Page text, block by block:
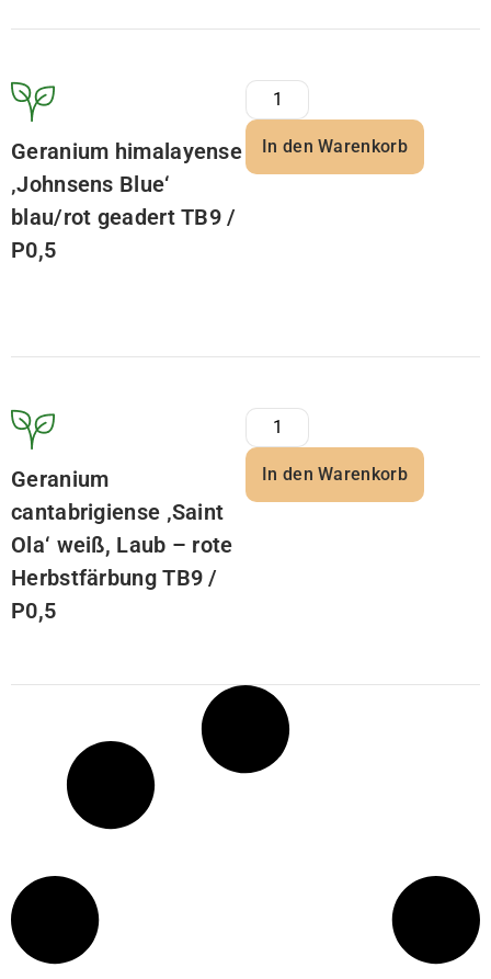
Geranium himalayense
‚Johnsens Blue‘
blau/rot geadert TB9 /
P0,5
In den Warenkorb
Geranium
cantabrigiense ‚Saint
Ola‘ weiß, Laub – rote
Herbstfärbung TB9 /
P0,5
In den Warenkorb